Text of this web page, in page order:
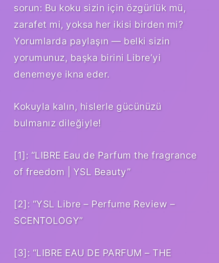
sorun: Bu koku sizin için özgürlük mü,
zarafet mi, yoksa her ikisi birden mi?
Yorumlarda paylaşın — belki sizin
yorumunuz, başka birini Libre’yi
denemeye ikna eder.
Kokuyla kalın, hislerle gücünüzü
bulmanız dileğiyle!
[1]: “LIBRE Eau de Parfum the fragrance
of freedom | YSL Beauty”
[2]: “YSL Libre – Perfume Review –
SCENTOLOGY”
[3]: “LIBRE EAU DE PARFUM – THE